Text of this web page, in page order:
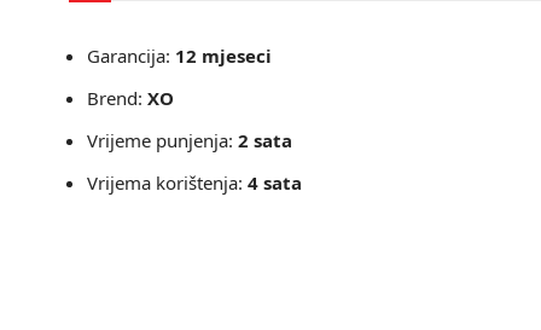
Garancija: 12 mjeseci
Brend: XO
Vrijeme punjenja: 2 sata
Vrijema korištenja: 4 sata